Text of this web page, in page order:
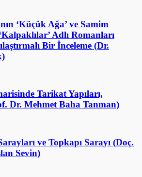
‘Küçük Ağa’ ve Samim
Adlı Romanları
Bir İnceleme (Dr.
Tarikat Yapıları,
Dr. Mehmet Baha Tanman)
ve Topkapı Sarayı (Doç.
Sevin)